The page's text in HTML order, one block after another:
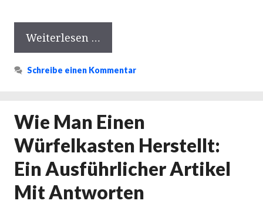
Weiterlesen …
Schreibe einen Kommentar
Wie Man Einen
Würfelkasten Herstellt:
Ein Ausführlicher Artikel
Mit Antworten